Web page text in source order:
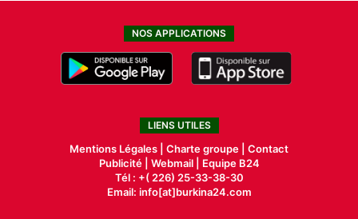
NOS APPLICATIONS
LIENS UTILES
Mentions Légales | Charte groupe | Contact
Publicité| Webmail |
Equipe B24
Tél : +( 226) 25-33-38-30
Email: info[at]burkina24.com